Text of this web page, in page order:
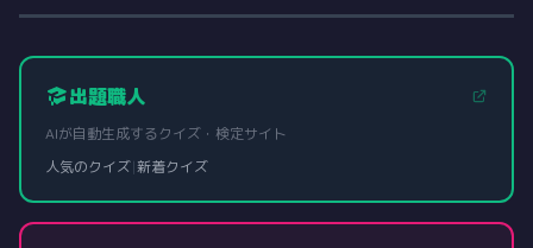
出題職人
AIが自動生成するクイズ・検定サイト
人気のクイズ|新着クイズ